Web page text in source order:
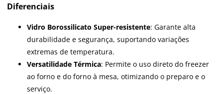
Diferenciais
Vidro Borossilicato Super-resistente: Garante alta
durabilidade e segurança, suportando variações
extremas de temperatura.
Versatilidade Térmica: Permite o uso direto do freezer
ao forno e do forno à mesa, otimizando o preparo e o
serviço.